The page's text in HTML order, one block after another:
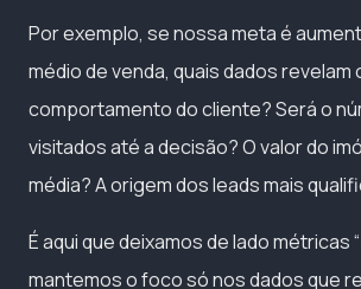
Por exemplo, se nossa meta é
médio de venda, quais dados revelam
comportamento do cliente? Será o
visitados até a decisão? O valor do
média? A origem dos leads mais
É aqui que deixamos de lado métricas
mantemos o foco só nos dados que